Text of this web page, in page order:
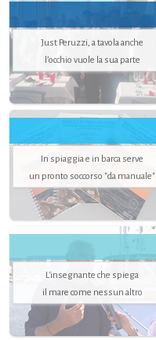
Just Peruzzi, a tavola anche
l’occhio vuole la sua parte
In spiaggia e in barca serve
un pronto soccorso "da manuale"
L'insegnante che spiega
il mare come nessun altro